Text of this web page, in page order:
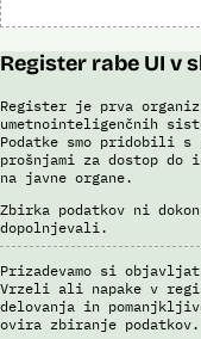
predstavljajo specifične
omogočajo usmerjeno
na utemeljene razloge v
potnikov, prijavljenih na
rezervacij letalskih
drugim enotam policije.
pri avtomatizirani
posamično pregledajo še
Sistem uporablja sledeče
prijavljenih na let,
vozovnic, Evidence
Interpola.
Register rabe UI v
Register je prva
umetnointeligenčnih
Podatke smo pridobili s
prošnjami za dostop do
na javne organe.
Zbirka podatkov ni
dopolnjevali.
Prizadevamo si
Vrzeli ali napake v
delovanja in
ovira zbiranje podatkov.